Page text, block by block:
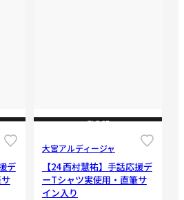
デ
CLOSE
大宮アルディージャ
【24 西村慧祐】手話応援デ
ーTシャツ実使用・直筆サ
イン入り